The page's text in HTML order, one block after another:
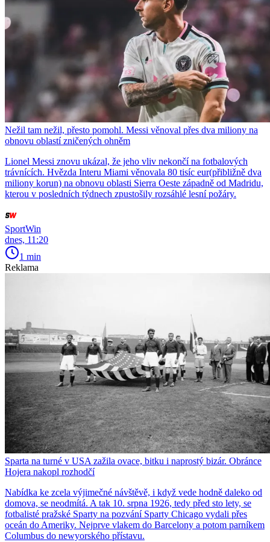
Nežil tam nežil, přesto pomohl. Messi věnoval přes dva miliony na
obnovu oblastí zničených ohněm
Lionel Messi znovu ukázal, že jeho vliv nekončí na fotbalových
trávnících. Hvězda Interu Miami věnovala 80 tisíc eur(přibližně dva
miliony korun) na obnovu oblasti Sierra Oeste západně od Madridu,
kterou v posledních týdnech zpustošily rozsáhlé lesní požáry.
SportWin
dnes, 11:20
1 min
Reklama
Sparta na turné v USA zažila ovace, bitku i naprostý bizár. Obránce
Hojera nakopl rozhodčí
Nabídka ke zcela výjimečné návštěvě, i když vede hodně daleko od
domova, se neodmítá. A tak 10. srpna 1926, tedy před sto lety, se
fotbalisté pražské Sparty na pozvání Sparty Chicago vydali přes
oceán do Ameriky. Nejprve vlakem do Barcelony a potom parníkem
Columbus do newyorského přístavu.